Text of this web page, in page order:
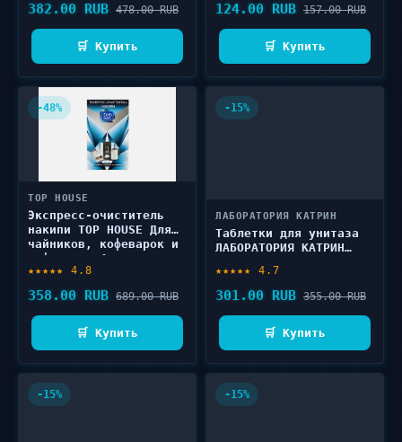
382.00 RUB 478.00 RUB
🛒 Купить
124.00 RUB 157.00 RUB
🛒 Купить
-48%
TOP HOUSE
Экспресс-очиститель
накипи TOP HOUSE Для
чайников, кофеварок и
кофемашин 4 шт
★★★★★ 4.8
358.00 RUB 689.00 RUB
🛒 Купить
-15%
ЛАБОРАТОРИЯ КАТРИН
Таблетки для унитаза
ЛАБОРАТОРИЯ КАТРИН
★★★★★ 4.7
301.00 RUB 355.00 RUB
🛒 Купить
-15% -15%